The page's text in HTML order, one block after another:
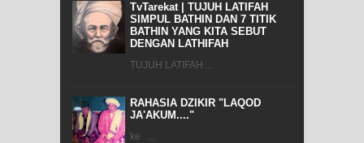
TvTarekat | TUJUH LATIFAH
SIMPUL BATHIN DAN 7 TITIK
BATHIN YANG KITA SEBUT
DENGAN LATHIFAH
TUJUH LATIFAH ...
RAHASIA DZIKIR "LAQOD
JA'AKUM...."
ke ...